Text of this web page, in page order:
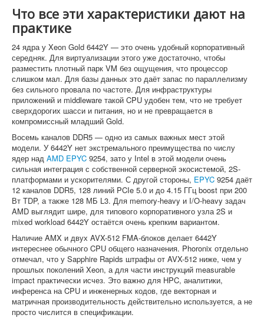
Что все эти характеристики дают на
практике
24 ядра у Xeon Gold 6442Y — это очень удобный корпоративный
середняк. Для виртуализации этого уже достаточно, чтобы
разместить плотный парк VM без ощущения, что процессор
слишком мал. Для базы данных это даёт запас по параллелизму
без сильного провала по частоте. Для инфраструктуры
приложений и middleware такой CPU удобен тем, что не требует
сверхдорогих шасси и питания, но и не превращается в
компромиссный младший Gold.
Восемь каналов DDR5 — одно из самых важных мест этой
модели. У 6442Y нет экстремального преимущества по числу
ядер над AMD EPYC 9254, зато у Intel в этой модели очень
сильная интеграция с собственной серверной экосистемой, 2S-
платформами и ускорителями. С другой стороны, EPYC 9254 даёт
12 каналов DDR5, 128 линий PCIe 5.0 и до 4.15 ГГц boost при 200
Вт TDP, а также 128 МБ L3. Для memory-heavy и I/O-heavy задач
AMD выглядит шире, для типового корпоративного узла 2S и
mixed workload 6442Y остаётся очень крепким вариантом.
Наличие AMX и двух AVX-512 FMA-блоков делает 6442Y
интереснее обычного CPU общего назначения. Phoronix отдельно
отмечал, что у Sapphire Rapids штрафы от AVX-512 ниже, чем у
прошлых поколений Xeon, а для части инструкций measurable
impact практически исчез. Это важно для HPC, аналитики,
инференса на CPU и инженерных кодов, где векторная и
матричная производительность действительно используется, а не
просто числится в спецификации.